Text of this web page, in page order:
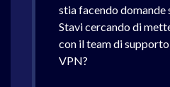
stia facendo domande
Stavi cercando di
con il team di
VPN?